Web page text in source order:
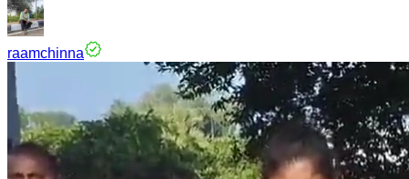
raamchinna